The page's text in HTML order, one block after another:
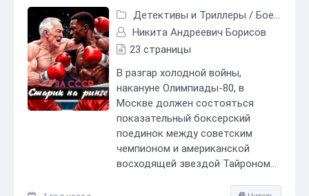
Детективы и Триллеры / Боевик
Никита Андреевич Борисов
23 страницы
В разгар холодной войны,
накануне Олимпиады-80, в
Москве должен состояться
показательный боксерский
поединок между советским
чемпионом и американской
восходящей звездой Тайроном...